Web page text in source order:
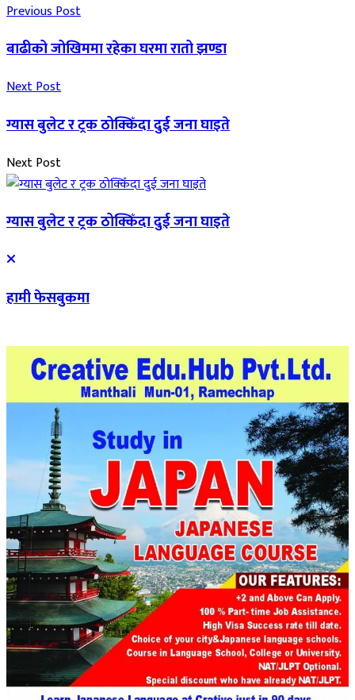
Previous Post
बाढीको जोखिममा रहेका घरमा रातो झण्डा
Next Post
ग्यास बुलेट र ट्रक ठोक्किँदा दुई जना घाइते
Next Post
ग्यास बुलेट र ट्रक ठोक्किँदा दुई जना घाइते
हामी फेसबुकमा